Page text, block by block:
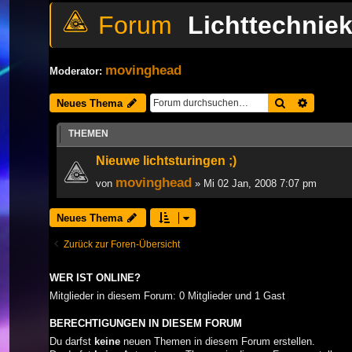
Lichttechniek
Moderator: movinghead
Neues Thema Suche
THEMEN
Nieuwe lichtsturingen ;)
von movinghead » Mi 02 Jan, 2008 7:07 pm
Neues Thema
Zurück zur Foren-Übersicht
WER IST ONLINE?
Mitglieder in diesem Forum: 0 Mitglieder und 1 Gast
BERECHTIGUNGEN IN DIESEM FORUM
Du darfst keine neuen Themen in diesem Forum erstellen.